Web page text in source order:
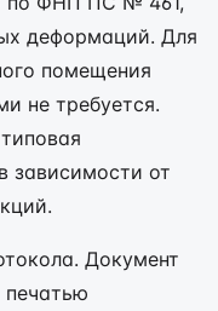
деформаций. Для
помещения
не требуется.
зависимости от
Документ
печатью